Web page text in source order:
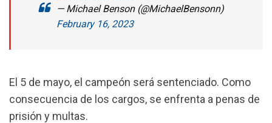
— Michael Benson (@MichaelBensonn)
February 16, 2023
El 5 de mayo, el campeón será sentenciado. Como
consecuencia de los cargos, se enfrenta a penas de
prisión y multas.